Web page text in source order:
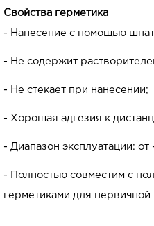
Свойства герметика
- Нанесение с помощью
- Не содержит
- Не стекает при нанесении;
- Хорошая адгезия к
- Диапазон эксплуатации:
- Полностью совместим с
герметиками для первичной